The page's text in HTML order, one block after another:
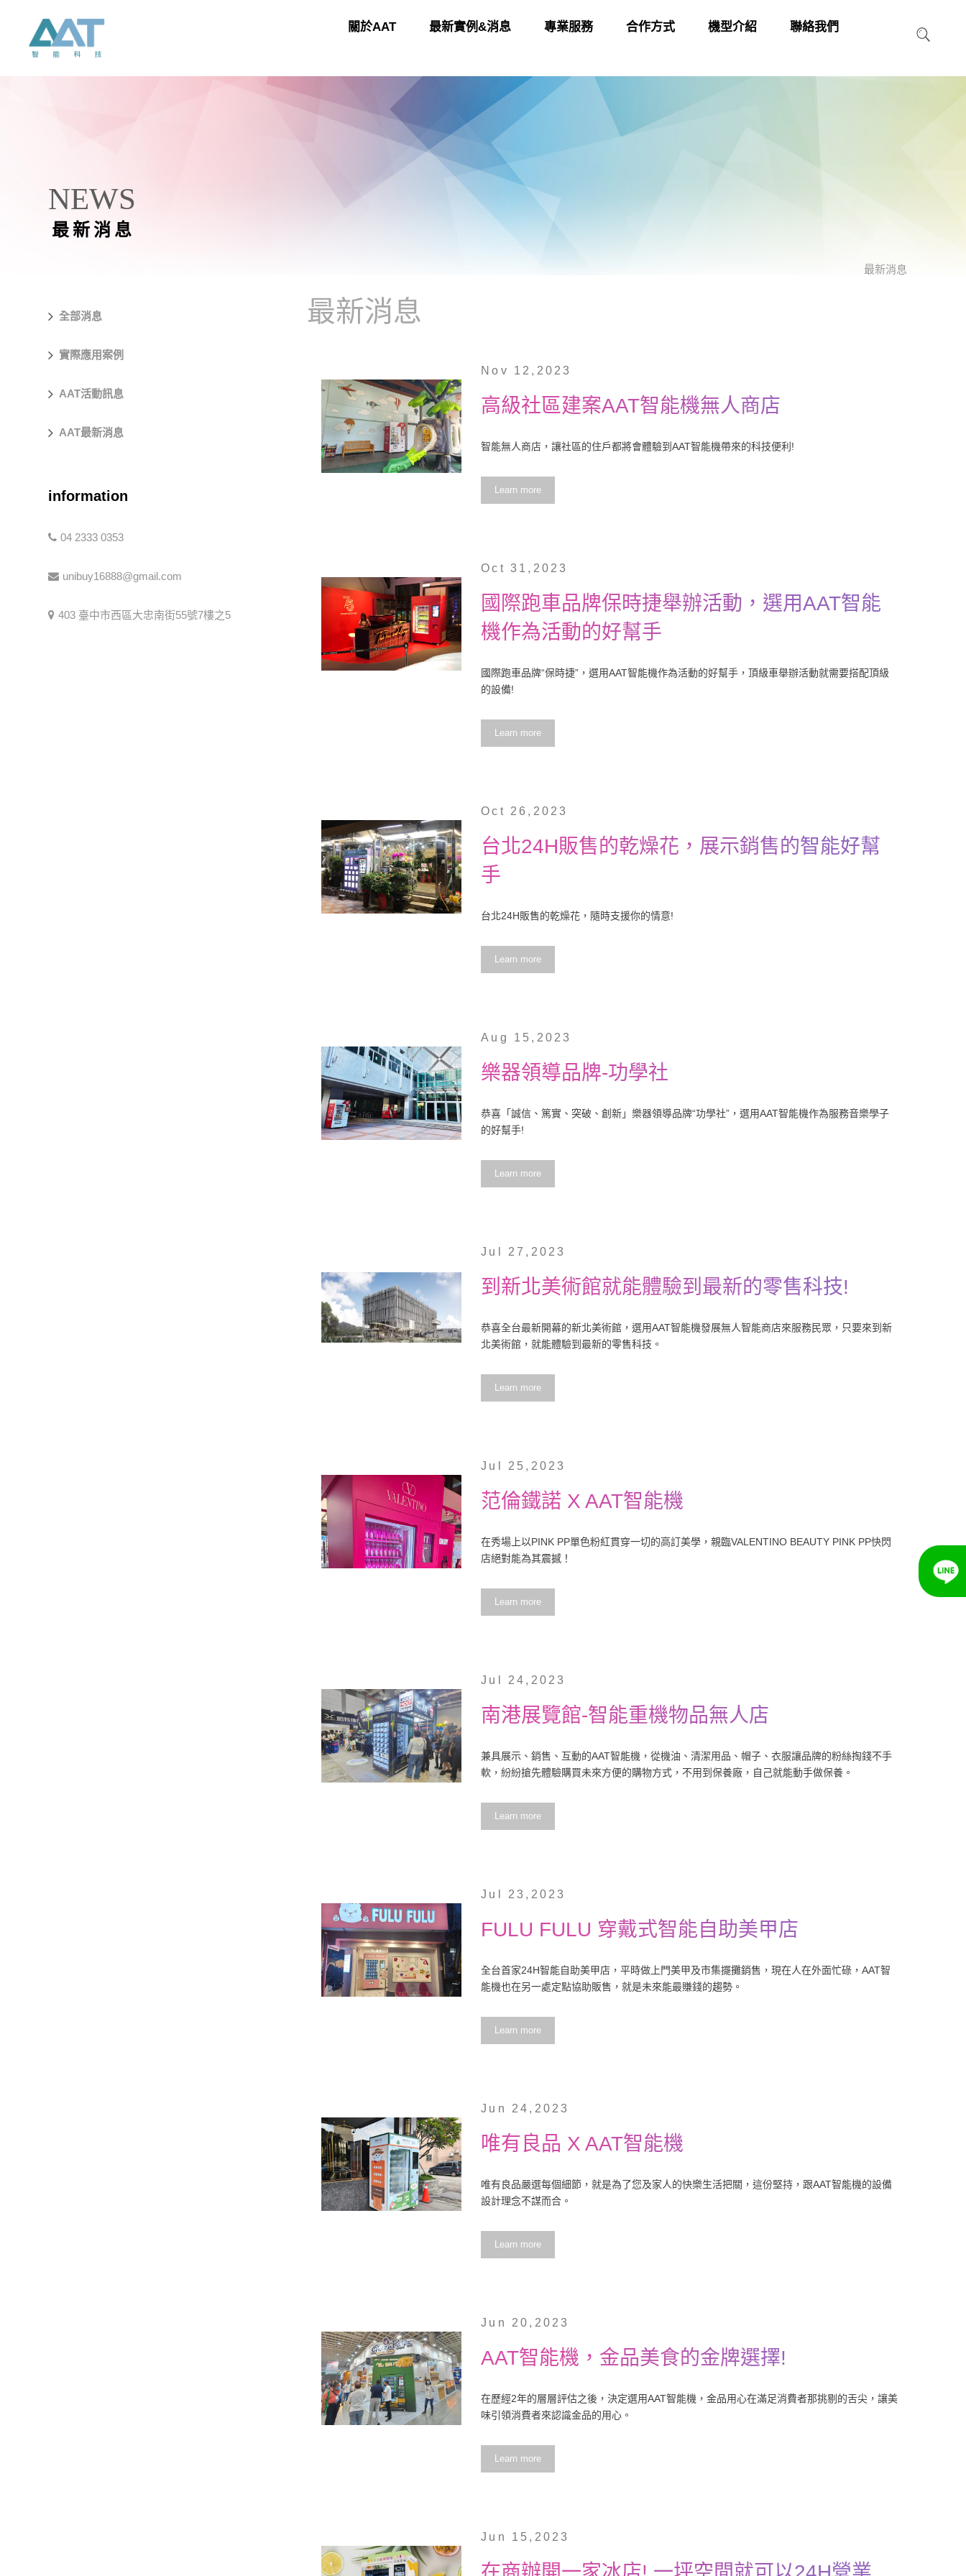
關於AAT 最新實例&消息 專業服務 合作方式 機型介紹 聯絡我們
NEWS
最新消息
最新消息
最新消息
Nov 12,2023
高級社區建案AAT智能機無人商店
智能無人商店，讓社區的住戶都將會體驗到AAT智能機帶來的科技便利!
Learn more
Oct 31,2023
國際跑車品牌保時捷舉辦活動，選用AAT智能
機作為活動的好幫手
國際跑車品牌“保時捷”，選用AAT智能機作為活動的好幫手，頂級車舉辦活動就需要搭配頂級
的設備!
Learn more
Oct 26,2023
台北24H販售的乾燥花，展示銷售的智能好幫
手
台北24H販售的乾燥花，隨時支援你的情意!
Learn more
Aug 15,2023
樂器領導品牌-功學社
恭喜「誠信、篤實、突破、創新」樂器領導品牌“功學社”，選用AAT智能機作為服務音樂學子
的好幫手!
Learn more
Jul 27,2023
到新北美術館就能體驗到最新的零售科技!
恭喜全台最新開幕的新北美術館，選用AAT智能機發展無人智能商店來服務民眾，只要來到新
北美術館，就能體驗到最新的零售科技。
Learn more
Jul 25,2023
范倫鐵諾 X AAT智能機
在秀場上以PINK PP單色粉紅貫穿一切的高訂美學，親臨VALENTINO BEAUTY PINK PP快閃
店絕對能為其震撼！
Learn more
Jul 24,2023
南港展覽館-智能重機物品無人店
兼具展示、銷售、互動的AAT智能機，從機油、清潔用品、帽子、衣服讓品牌的粉絲掏錢不手
軟，紛紛搶先體驗購買未來方便的購物方式，不用到保養廠，自己就能動手做保養。
Learn more
Jul 23,2023
FULU FULU 穿戴式智能自助美甲店
全台首家24H智能自助美甲店，平時做上門美甲及市集擺攤銷售，現在人在外面忙碌，AAT智
能機也在另一處定點協助販售，就是未來能最賺錢的趨勢。
Learn more
Jun 24,2023
唯有良品 X AAT智能機
唯有良品嚴選每個細節，就是為了您及家人的快樂生活把關，這份堅持，跟AAT智能機的設備
設計理念不謀而合。
Learn more
Jun 20,2023
AAT智能機，金品美食的金牌選擇!
在歷經2年的層層評估之後，決定選用AAT智能機，金品用心在滿足消費者那挑剔的舌尖，讓美
味引領消費者來認識金品的用心。
Learn more
Jun 15,2023
全部消息
實際應用案例
AAT活動訊息
AAT最新消息
information
04 2333 0353
unibuy16888@gmail.com
403 臺中市西區大忠南街55號7樓之5